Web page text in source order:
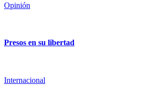
Opinión
Presos en su libertad
Internacional